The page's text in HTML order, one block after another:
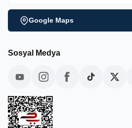
Google Maps
Sosyal Medya